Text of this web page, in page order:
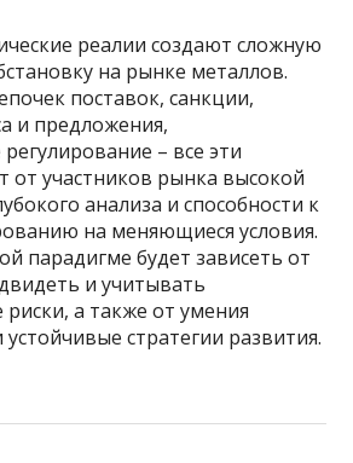
реалии создают сложную
на рынке металлов.
поставок, санкции,
и предложения,
– все эти
от участников рынка высокой
анализа и способности к
на меняющиеся условия.
парадигме будет зависеть от
и учитывать
риски, а также от умения
стратегии развития.